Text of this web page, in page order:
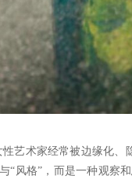
艺术家经常被边缘化、
“风格”，而是一种观察